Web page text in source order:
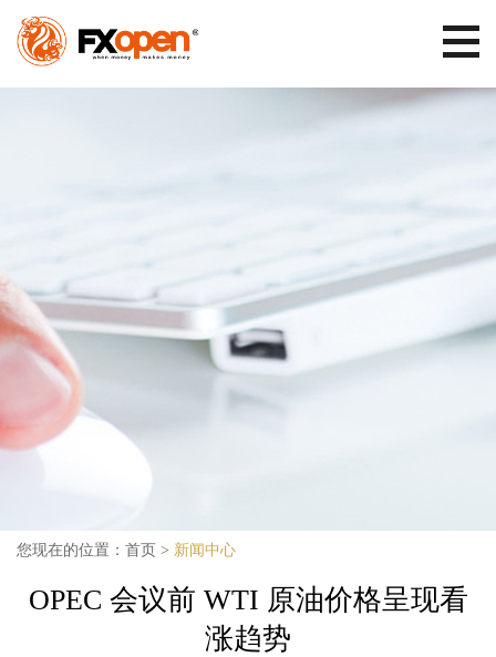
您现在的位置： 首页 > 新闻中心
OPEC 会议前 WTI 原油价格呈现看
涨趋势